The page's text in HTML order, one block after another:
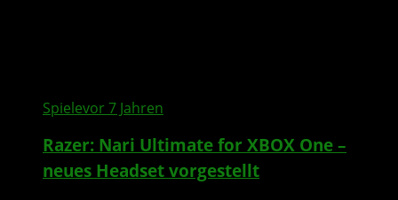
Spielevor 7 Jahren
Razer: Nari Ultimate for XBOX One –
neues Headset vorgestellt